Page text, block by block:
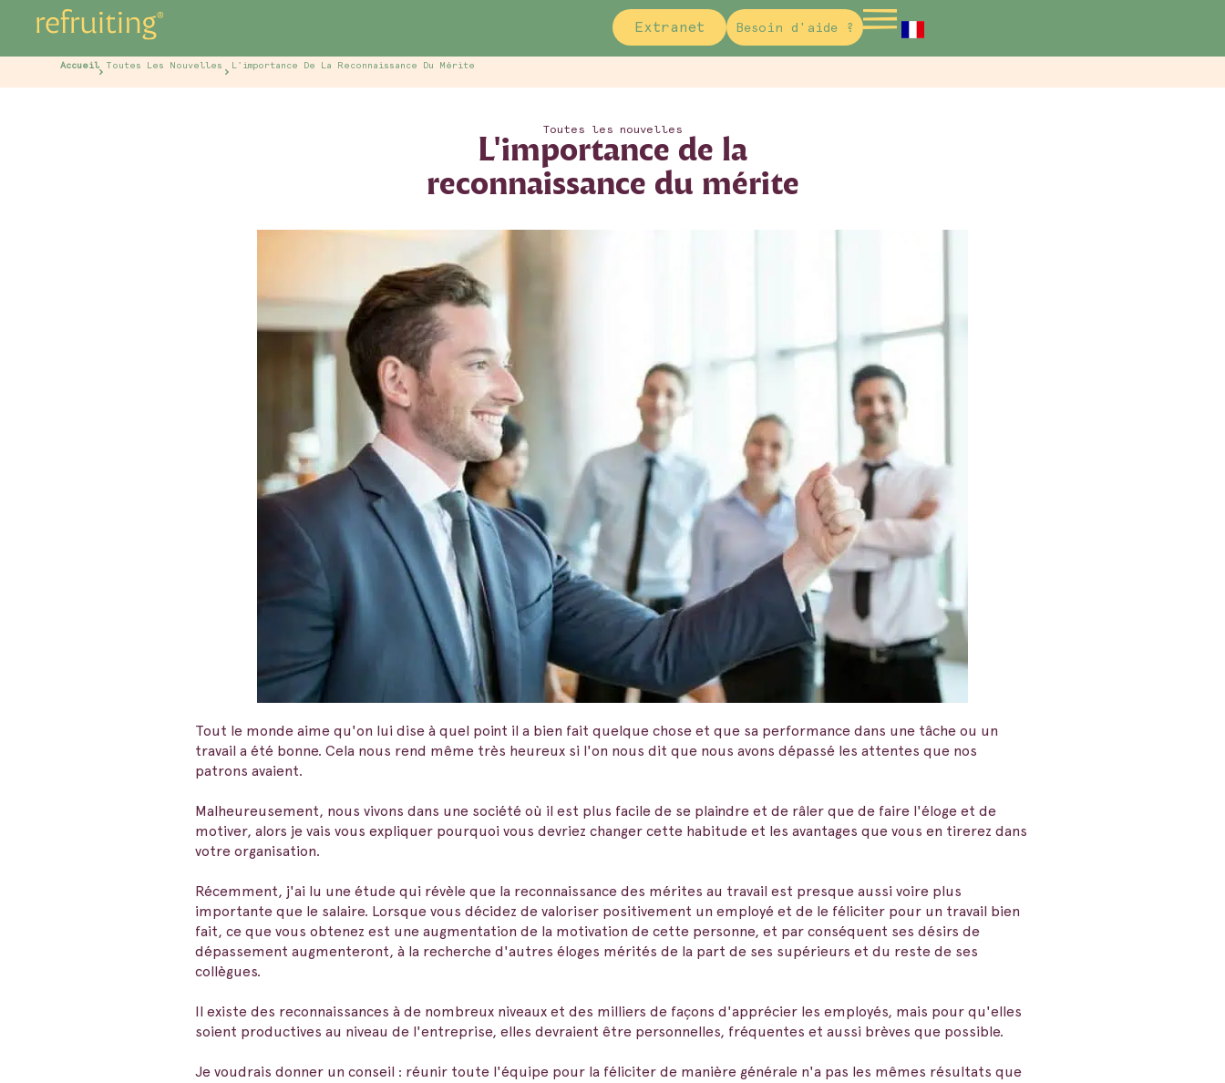
Extranet Besoin d'aide ?
Accueil Toutes Les Nouvelles L'importance De La Reconnaissance Du Mérite
Toutes les nouvelles
L'importance de la
reconnaissance du mérite
Tout le monde aime qu'on lui dise à quel point il a bien fait quelque chose et que sa performance dans une tâche ou un
travail a été bonne. Cela nous rend même très heureux si l'on nous dit que nous avons dépassé les attentes que nos
patrons avaient.
Malheureusement, nous vivons dans une société où il est plus facile de se plaindre et de râler que de faire l'éloge et de
motiver, alors je vais vous expliquer pourquoi vous devriez changer cette habitude et les avantages que vous en tirerez dans
votre organisation.
Récemment, j'ai lu une étude qui révèle que la reconnaissance des mérites au travail est presque aussi voire plus
importante que le salaire. Lorsque vous décidez de valoriser positivement un employé et de le féliciter pour un travail bien
fait, ce que vous obtenez est une augmentation de la motivation de cette personne, et par conséquent ses désirs de
dépassement augmenteront, à la recherche d'autres éloges mérités de la part de ses supérieurs et du reste de ses
collègues.
Il existe des reconnaissances à de nombreux niveaux et des milliers de façons d'apprécier les employés, mais pour qu'elles
soient productives au niveau de l'entreprise, elles devraient être personnelles, fréquentes et aussi brèves que possible.
Je voudrais donner un conseil : réunir toute l'équipe pour la féliciter de manière générale n'a pas les mêmes résultats que